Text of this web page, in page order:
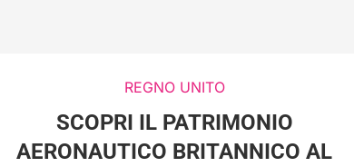
REGNO UNITO
SCOPRI IL PATRIMONIO
AERONAUTICO BRITANNICO AL